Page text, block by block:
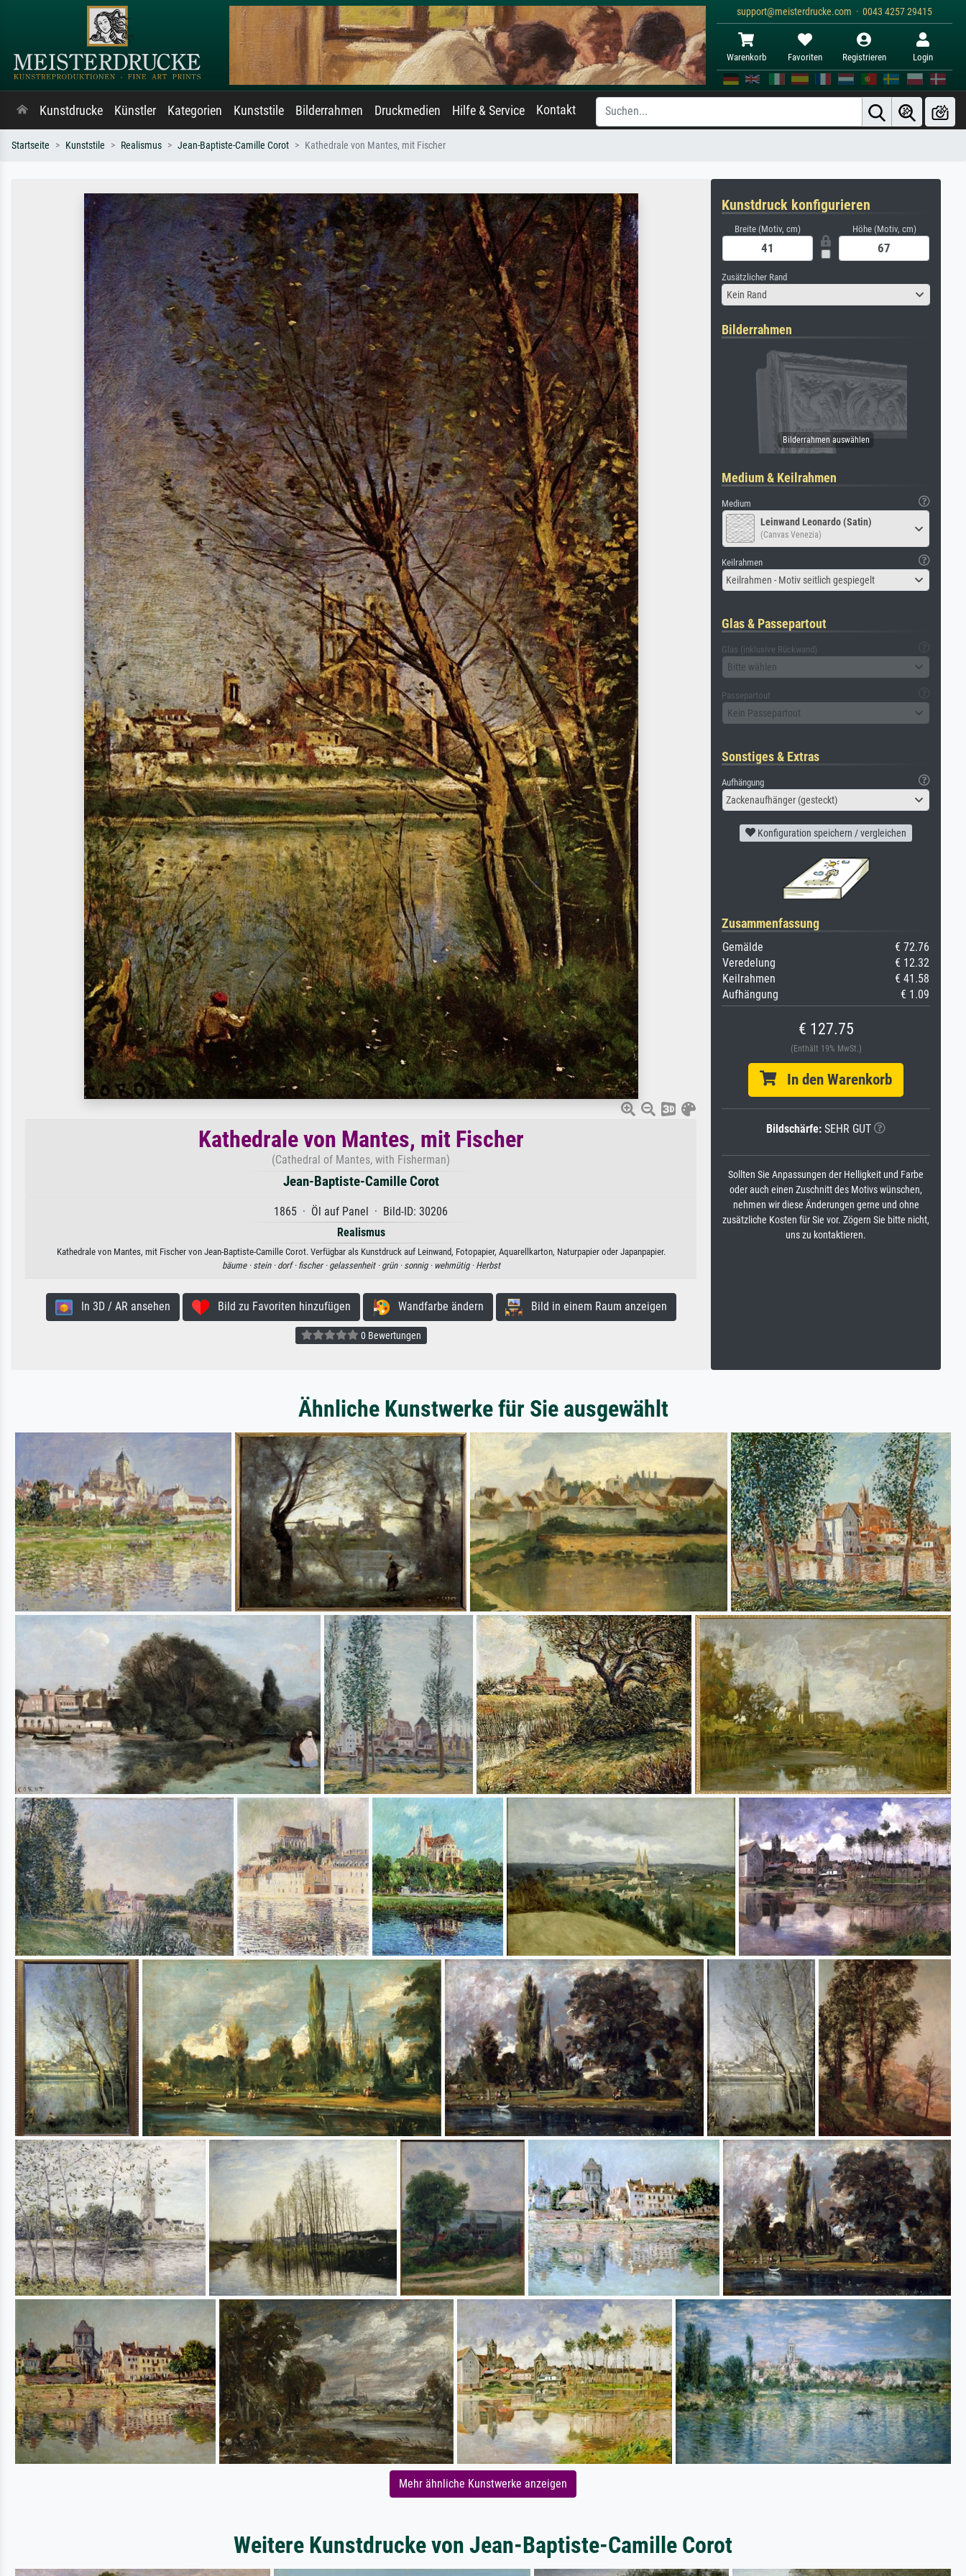
support@meisterdrucke.com · 0043 4257 29415
Warenkorb Favoriten Registrieren Login
Kunstdrucke Künstler Kategorien Kunststile Bilderrahmen Druckmedien Hilfe & Service Kontakt
Startseite Kunststile Realismus Jean-Baptiste-Camille Corot Kathedrale von Mantes, mit Fischer
Kathedrale von Mantes, mit Fischer
(Cathedral of Mantes, with Fisherman)
Jean-Baptiste-Camille Corot
1865 · Öl auf Panel · Bild-ID: 30206
Realismus
Kathedrale von Mantes, mit Fischer von Jean-Baptiste-Camille Corot. Verfügbar als Kunstdruck auf Leinwand, Fotopapier, Aquarellkarton, Naturpapier oder Japanpapier.
bäume · stein · dorf · fischer · gelassenheit · grün · sonnig · wehmütig · Herbst
In 3D / AR ansehen Bild zu Favoriten hinzufügen Wandfarbe ändern Bild in einem Raum anzeigen
0 Bewertungen
Kunstdruck konfigurieren
Breite (Motiv, cm) Höhe (Motiv, cm)
Zusätzlicher Rand
Kein Rand
Bilderrahmen
Medium & Keilrahmen
Medium
Leinwand Leonardo (Satin)
(Canvas Venezia)
Keilrahmen
Keilrahmen - Motiv seitlich gespiegelt
Glas & Passepartout
Glas (inklusive Rückwand)
Bitte wählen
Passepartout
Kein Passepartout
Sonstiges & Extras
Aufhängung
Zackenaufhänger (gesteckt)
Konfiguration speichern / vergleichen
Zusammenfassung
Gemälde
€ 72.76
Veredelung
€ 12.32
Keilrahmen
€ 41.58
Aufhängung
€ 1.09
€ 127.75
(Enthält 19% MwSt.)
In den Warenkorb
Bildschärfe: SEHR GUT
Sollten Sie Anpassungen der Helligkeit und Farbe
oder auch einen Zuschnitt des Motivs wünschen,
nehmen wir diese Änderungen gerne und ohne
zusätzliche Kosten für Sie vor. Zögern Sie bitte nicht,
uns zu kontaktieren.
Ähnliche Kunstwerke für Sie ausgewählt
Mehr ähnliche Kunstwerke anzeigen
Weitere Kunstdrucke von Jean-Baptiste-Camille Corot